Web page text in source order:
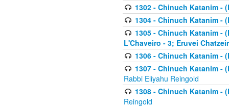
1302 - Chinuch Katanim -
1304 - Chinuch Katanim -
1305 - Chinuch Katanim -
L'Chaveiro - 3; Eruvei
1306 - Chinuch Katanim -
1307 - Chinuch Katanim -
Rabbi Eliyahu Reingold
1308 - Chinuch Katanim -
Reingold